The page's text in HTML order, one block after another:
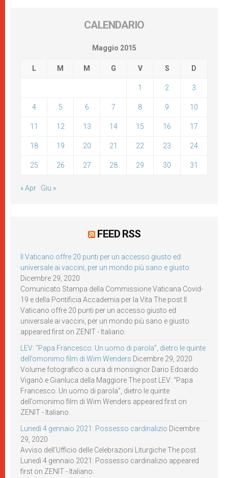
CALENDARIO
Maggio 2015
L M M G V S D
1 2 3
4 5 6 7 8 9 10
11 12 13 14 15 16 17
18 19 20 21 22 23 24
25 26 27 28 29 30 31
« Apr Giu »
FEED RSS
Il Vaticano offre 20 punti per un accesso giusto ed
universale ai vaccini, per un mondo più sano e giusto
Dicembre 29, 2020
Comunicato Stampa della Commissione Vaticana Covid-
19 e della Pontificia Accademia per la Vita The post Il
Vaticano offre 20 punti per un accesso giusto ed
universale ai vaccini, per un mondo più sano e giusto
appeared first on ZENIT - Italiano.
LEV: “Papa Francesco. Un uomo di parola”, dietro le quinte
dell’omonimo film di Wim Wenders Dicembre 29, 2020
Volume fotografico a cura di monsignor Dario Edoardo
Viganò e Gianluca della Maggiore The post LEV: “Papa
Francesco. Un uomo di parola”, dietro le quinte
dell’omonimo film di Wim Wenders appeared first on
ZENIT - Italiano.
Lunedì 4 gennaio 2021: Possesso cardinalizio Dicembre
29, 2020
Avviso dell’Ufficio delle Celebrazioni Liturgiche The post
Lunedì 4 gennaio 2021: Possesso cardinalizio appeared
first on ZENIT - Italiano.